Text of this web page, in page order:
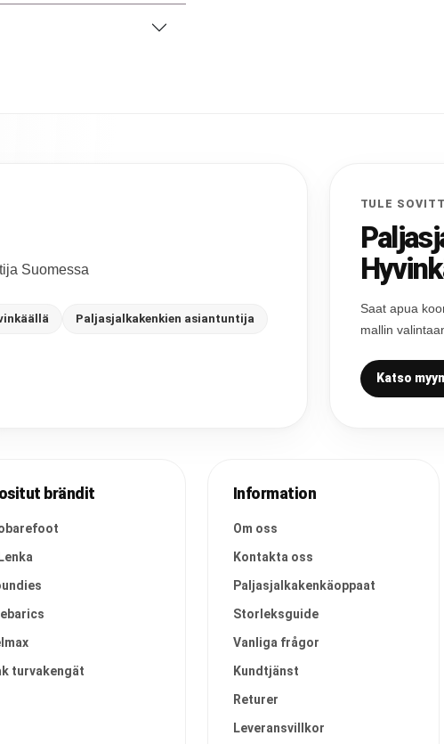
Suomessa
Paljasjalkakenkien asiantuntija
TULE
Saat apua
mallin
Katso
brändit
turvakengät
Information
Om oss
Kontakta oss
Paljasjalkakenkäoppaat
Storleksguide
Vanliga frågor
Kundtjänst
Returer
Leveransvillkor